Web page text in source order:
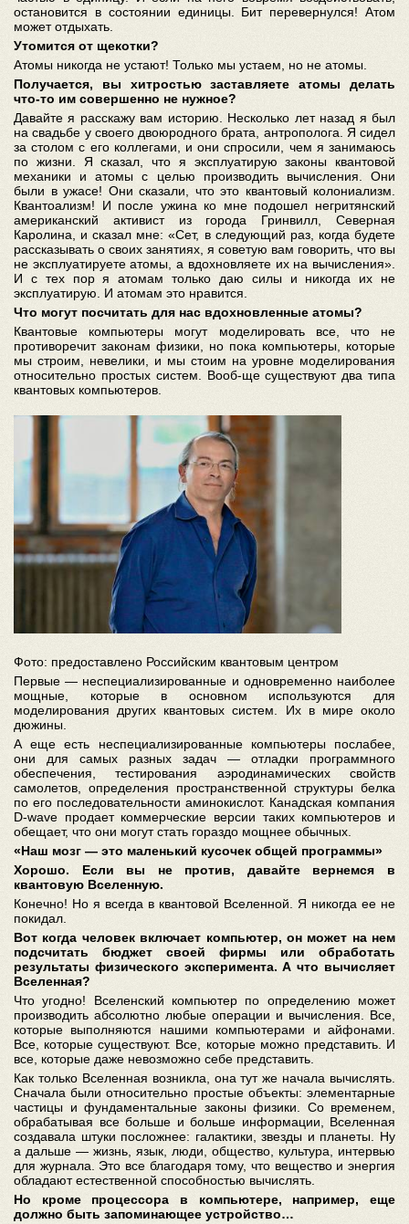
остановится в состоянии единицы. Бит перевернулся! Атом
может отдыхать.
Утомится от щекотки?
Атомы никогда не устают! Только мы устаем, но не атомы.
Получается, вы хитростью заставляете атомы делать
что-то им совершенно не нужное?
Давайте я расскажу вам историю. Несколько лет назад я был
на свадьбе у своего двоюродного брата, антрополога. Я сидел
за столом с его коллегами, и они спросили, чем я занимаюсь
по жизни. Я сказал, что я эксплуатирую законы квантовой
механики и атомы с целью производить вычисления. Они
были в ужасе! Они сказали, что это квантовый колониализм.
Квантоализм! И после ужина ко мне подошел негритянский
американский активист из города Гринвилл, Северная
Каролина, и сказал мне: «Сет, в следующий раз, когда будете
рассказывать о своих занятиях, я советую вам говорить, что вы
не эксплуатируете атомы, а вдохновляете их на вычисления».
И с тех пор я атомам только даю силы и никогда их не
эксплуатирую. И атомам это нравится.
Что могут посчитать для нас вдохновленные атомы?
Квантовые компьютеры могут моделировать все, что не
противоречит законам физики, но пока компьютеры, которые
мы строим, невелики, и мы стоим на уровне моделирования
относительно простых систем. Вооб-ще существуют два типа
квантовых компьютеров.
Фото: предоставлено Российским квантовым центром
Первые — неспециализированные и одновременно наиболее
мощные, которые в основном используются для
моделирования других квантовых систем. Их в мире около
дюжины.
А еще есть неспециализированные компьютеры послабее,
они для самых разных задач — отладки программного
обеспечения, тестирования аэродинамических свойств
самолетов, определения пространственной структуры белка
по его последовательности аминокислот. Канадская компания
D-wave продает коммерческие версии таких компьютеров и
обещает, что они могут стать гораздо мощнее обычных.
«Наш мозг — это маленький кусочек общей программы»
Хорошо. Если вы не против, давайте вернемся в
квантовую Вселенную.
Конечно! Но я всегда в квантовой Вселенной. Я никогда ее не
покидал.
Вот когда человек включает компьютер, он может на нем
подсчитать бюджет своей фирмы или обработать
результаты физического эксперимента. А что вычисляет
Вселенная?
Что угодно! Вселенский компьютер по определению может
производить абсолютно любые операции и вычисления. Все,
которые выполняются нашими компьютерами и айфонами.
Все, которые существуют. Все, которые можно представить. И
все, которые даже невозможно себе представить.
Как только Вселенная возникла, она тут же начала вычислять.
Сначала были относительно простые объекты: элементарные
частицы и фундаментальные законы физики. Со временем,
обрабатывая все больше и больше информации, Вселенная
создавала штуки посложнее: галактики, звезды и планеты. Ну
а дальше — жизнь, язык, люди, общество, культура, интервью
для журнала. Это все благодаря тому, что вещество и энергия
обладают естественной способностью вычислять.
Но кроме процессора в компьютере, например, еще
должно быть запоминающее устройство…